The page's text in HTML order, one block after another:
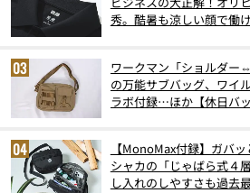
秀。酷暑も涼しい顔で働
ワークマン「ショルダー
の万能サブバッグ、ワイ
ラボ付録…ほか【休日バ
【MonoMax付録】ガバ
シャカの「じゃばら式４
し入れのしやすさも過去